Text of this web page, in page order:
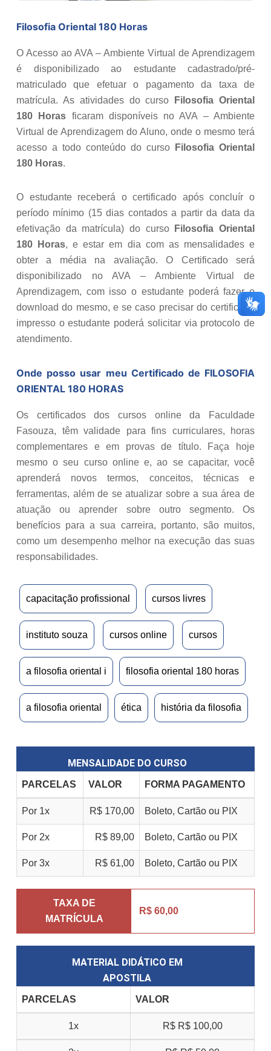
Filosofia Oriental 180 Horas
O Acesso ao AVA – Ambiente Virtual de Aprendizagem
é disponibilizado ao estudante cadastrado/pré-
matriculado que efetuar o pagamento da taxa de
matrícula. As atividades do curso
Filosofia Oriental
180 Horas ficaram disponíveis no AVA – Ambiente
Virtual de Aprendizagem do Aluno, onde o mesmo terá
acesso a todo conteúdo do curso
Filosofia Oriental
180 Horas.
O estudante receberá o certificado após concluír o
período mínimo (15 dias contados a partir da data da
efetivação da matrícula) do curso
Filosofia Oriental
180 Horas, e estar em dia com as mensalidades e
obter a média na avaliação. O Certificado será
disponibilizado no AVA – Ambiente Virtual de
Aprendizagem, com isso o estudante poderá fazer o
download do mesmo, e se caso precisar do certificado
impresso o estudante poderá solicitar via protocolo de
atendimento.
Onde posso usar meu Certificado de FILOSOFIA
ORIENTAL 180 HORAS
Os certificados dos cursos online da Faculdade
Fasouza, têm validade para fins curriculares, horas
complementares e em provas de título. Faça hoje
mesmo o seu curso online e, ao se capacitar, você
aprenderá novos termos, conceitos, técnicas e
ferramentas, além de se atualizar sobre a sua área de
atuação ou aprender sobre outro segmento. Os
benefícios para a sua carreira, portanto, são muitos,
como um desempenho melhor na execução das suas
responsabilidades.
capacitação profissional cursos livres
instituto souza cursos online cursos
a filosofia oriental i filosofia oriental 180 horas
a filosofia oriental ética história da filosofia
MENSALIDADE DO CURSO
PARCELAS VALOR FORMA PAGAMENTO
Por 1x R$ 170,00 Boleto, Cartão ou PIX
Por 2x R$ 89,00 Boleto, Cartão ou PIX
Por 3x R$ 61,00 Boleto, Cartão ou PIX
TAXA DE
MATRÍCULA
R$ 60,00
MATERIAL DIDÁTICO EM
APOSTILA
PARCELAS VALOR
1x R$ R$ 100,00